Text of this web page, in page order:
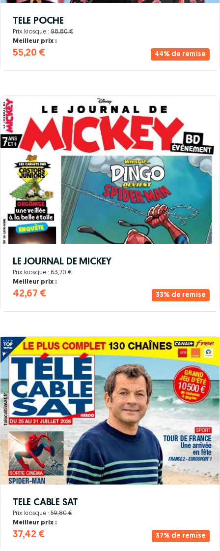
44% de remise
TELE POCHE
Prix kiosque : 98,80 €
Meilleur prix :
55,20 €
33% de remise
LE JOURNAL DE MICKEY
Prix kiosque : 63,70 €
Meilleur prix :
42,67 €
37% de remise
TELE CABLE SAT
Prix kiosque : 59,80 €
Meilleur prix :
37,42 €